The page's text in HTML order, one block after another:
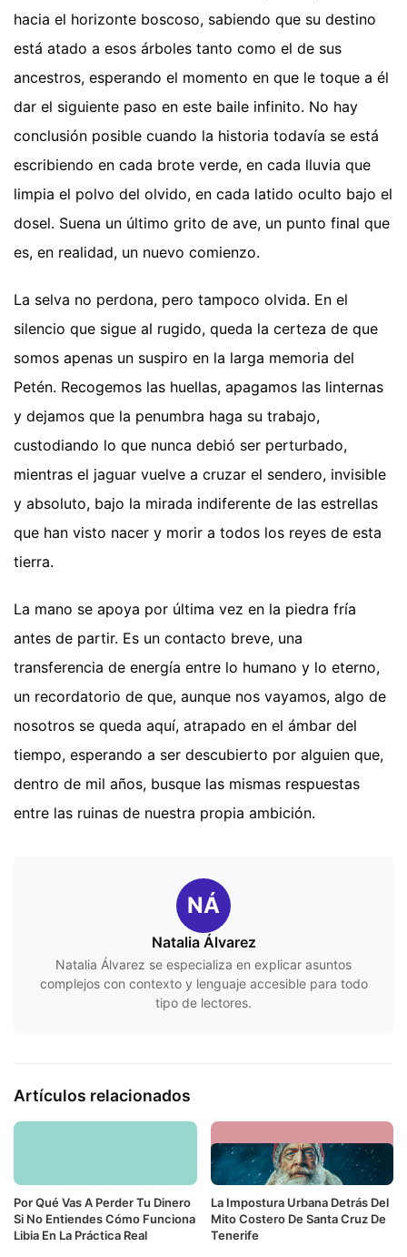
hacia el horizonte boscoso, sabiendo que su destino
está atado a esos árboles tanto como el de sus
ancestros, esperando el momento en que le toque a él
dar el siguiente paso en este baile infinito. No hay
conclusión posible cuando la historia todavía se está
escribiendo en cada brote verde, en cada lluvia que
limpia el polvo del olvido, en cada latido oculto bajo el
dosel. Suena un último grito de ave, un punto final que
es, en realidad, un nuevo comienzo.
La selva no perdona, pero tampoco olvida. En el
silencio que sigue al rugido, queda la certeza de que
somos apenas un suspiro en la larga memoria del
Petén. Recogemos las huellas, apagamos las linternas
y dejamos que la penumbra haga su trabajo,
custodiando lo que nunca debió ser perturbado,
mientras el jaguar vuelve a cruzar el sendero, invisible
y absoluto, bajo la mirada indiferente de las estrellas
que han visto nacer y morir a todos los reyes de esta
tierra.
La mano se apoya por última vez en la piedra fría
antes de partir. Es un contacto breve, una
transferencia de energía entre lo humano y lo eterno,
un recordatorio de que, aunque nos vayamos, algo de
nosotros se queda aquí, atrapado en el ámbar del
tiempo, esperando a ser descubierto por alguien que,
dentro de mil años, busque las mismas respuestas
entre las ruinas de nuestra propia ambición.
NÁ
Natalia Álvarez
Natalia Álvarez se especializa en explicar asuntos
complejos con contexto y lenguaje accesible para todo
tipo de lectores.
Artículos relacionados
Por Qué Vas A Perder Tu Dinero
Si No Entiendes Cómo Funciona
Libia En La Práctica Real
La Impostura Urbana Detrás Del
Mito Costero De Santa Cruz De
Tenerife